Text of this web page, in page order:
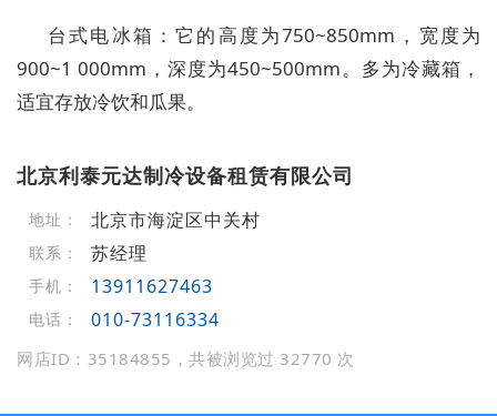
台式电冰箱：它的高度为750~850mm，宽度为
900~1 000mm，深度为450~500mm。多为冷藏箱，
适宜存放冷饮和瓜果。
北京利泰元达制冷设备租赁有限公司
地址： 北京市海淀区中关村
联系： 苏经理
手机： 13911627463
电话： 010-73116334
网店ID：35184855，共被浏览过 32770 次